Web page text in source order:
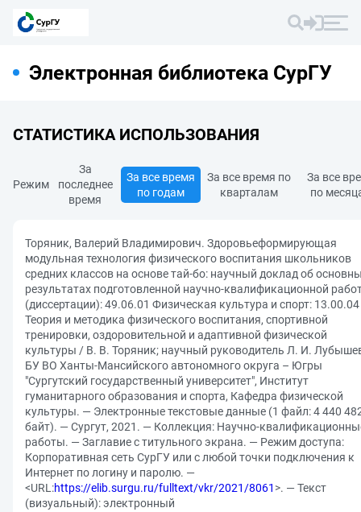
Электронная библиотека СурГУ
СТАТИСТИКА ИСПОЛЬЗОВАНИЯ
Режим
За
последнее
время
За все время
по годам
За все время по
кварталам
За все
по
Торяник, Валерий Владимирович. Здоровьеформирующая
модульная технология физического воспитания школьников
средних классов на основе тай-бо: научный доклад об
результатах подготовленной научно-квалификационной
(диссертации): 49.06.01 Физическая культура и спорт: 13.00.04
Теория и методика физического воспитания, спортивной
тренировки, оздоровительной и адаптивной физической
культуры / В. В. Торяник; научный руководитель Л. И.
БУ ВО Ханты-Мансийского автономного округа – Югры
"Сургутский государственный университет", Институт
гуманитарного образования и спорта, Кафедра физической
культуры. — Электронные текстовые данные (1 файл: 4 440
байт). — Сургут, 2021. — Коллекция: Научно-
работы. — Заглавие с титульного экрана. — Режим доступа:
Корпоративная сеть СурГУ или с любой точки подключения к
Интернет по логину и паролю. —
<URL:https://elib.surgu.ru/fulltext/vkr/2021/8061 >. — Текст
(визуальный): электронный